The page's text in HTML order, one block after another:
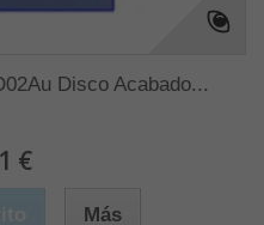
Disco Acabado...
€
Más